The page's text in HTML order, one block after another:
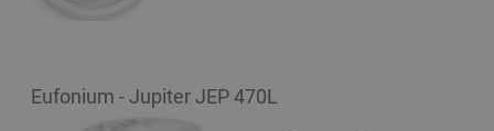
Eufonium - Jupiter JEP 470L